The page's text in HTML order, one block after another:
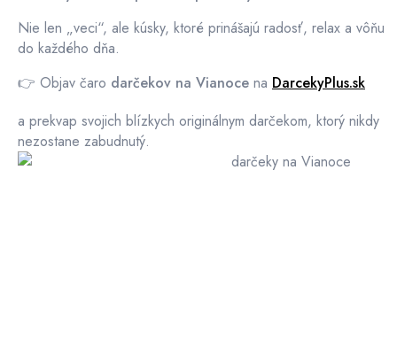
Nie len „veci“, ale kúsky, ktoré prinášajú radosť, relax a vôňu
do každého dňa.
👉 Objav čaro darčekov na Vianoce na DarcekyPlus.sk
a prekvap svojich blízkych originálnym darčekom, ktorý nikdy
nezostane zabudnutý.